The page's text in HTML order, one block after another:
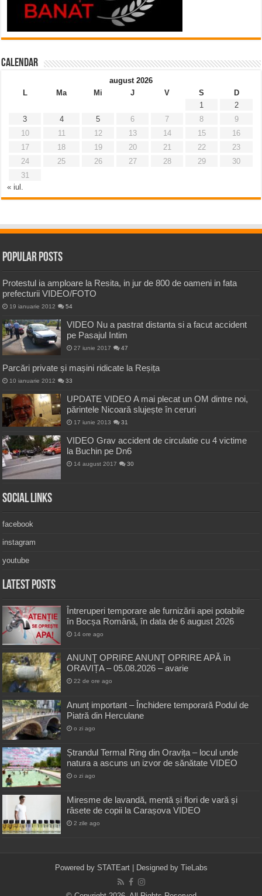
Calendar
august 2026
L
Ma Mi J V S
D
1
2
3
4 5 6 7 8
9
10
11 12 13 14 15
16
17
18 19 20 21 22
23
24
25 26 27 28 29
30
31
« iul.
Popular Posts
Protestul ia amploare la Resita, in jur de 800 de oameni in fata
prefecturii VIDEO/FOTO
19 ianuarie 2012 54
VIDEO Nu a pastrat distanta si a facut accident
pe Pasajul Intim
27 iunie 2017 47
Parcări private și mașini ridicate la Reșița
10 ianuarie 2012 33
UPDATE VIDEO A mai plecat un OM dintre noi,
părintele Nicoară slujește în ceruri
17 iunie 2013 31
VIDEO Grav accident de circulatie cu 4 victime
la Buchin pe Dn6
14 august 2017 30
Social Links
facebook
instagram
youtube
Latest Posts
Întreruperi temporare ale furnizării apei potabile
în Bocșa Română, în data de 6 august 2026
14 ore ago
ANUNŢ OPRIRE ANUNŢ OPRIRE APĂ în
ORAVIȚA – 05.08.2026 – avarie
22 de ore ago
Anunț important – Închidere temporară Podul de
Piatră din Herculane
o zi ago
Ștrandul Termal Ring din Oravița – locul unde
natura a ascuns un izvor de sănătate VIDEO
o zi ago
Miresme de lavandă, mentă și flori de vară și
râsete de copii la Carașova VIDEO
2 zile ago
Powered by STATEart| Designed by TieLabs